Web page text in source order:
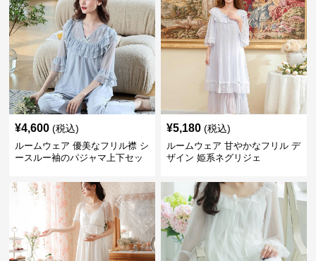
¥4,600 (税込)
ルームウェア 優美なフリル襟 シ
ースルー袖のパジャマ上下セッ
¥5,180 (税込)
ルームウェア 甘やかなフリル デ
ザイン 姫系ネグリジェ